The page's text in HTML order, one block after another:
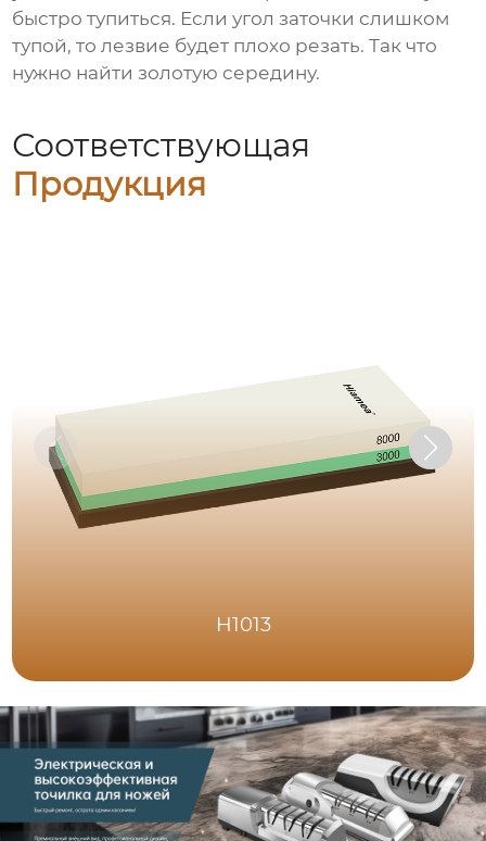
быстро тупиться. Если угол заточки слишком
тупой, то лезвие будет плохо резать. Так что
нужно найти золотую середину.
Соответствующая
Продукция
H1013